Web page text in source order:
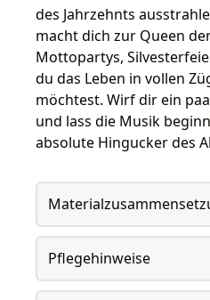
des Jahrzehnts
macht dich zur Queen
Mottopartys,
du das Leben in vollen
möchtest. Wirf dir ein
und lass die Musik
absolute Hingucker des
Pflegehinweise